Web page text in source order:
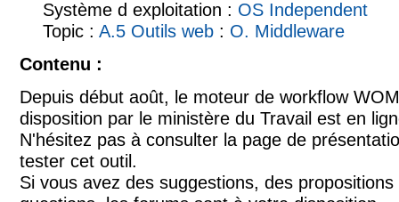
Système d exploitation : OS Independent
Topic : A.5 Outils web: O. Middleware
Contenu :
Depuis début août, le moteur de workflow
disposition par le ministère du Travail est en
N'hésitez pas à consulter la page de
tester cet outil.
Si vous avez des suggestions, des